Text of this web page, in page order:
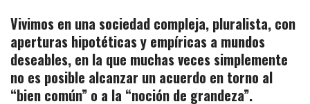
Vivimos en una sociedad compleja, pluralista, con
aperturas hipotéticas y empíricas a mundos
deseables, en la que muchas veces simplemente
no es posible alcanzar un acuerdo en torno al
“bien común” o a la “noción de grandeza”.